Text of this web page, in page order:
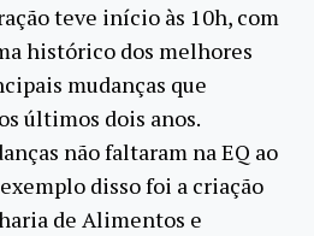
teve início às 10h, com
histórico dos melhores
mudanças que
últimos dois anos.
não faltaram na EQ ao
disso foi a criação
de Alimentos e